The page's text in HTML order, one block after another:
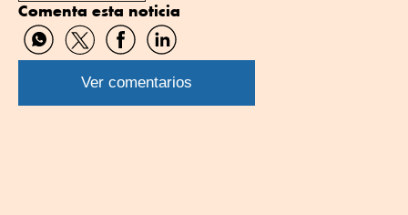
Comenta esta noticia
Compartir
por
WhatsApp
Compartir
por
Twitter
Compartir
por
Facebook
Compartir
por
Linkedin
Ver comentarios